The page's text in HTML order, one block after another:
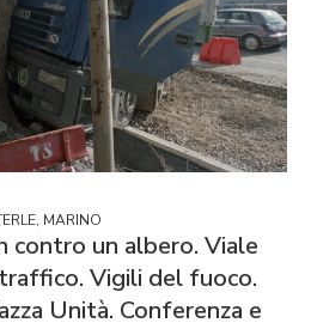
MARINO
contro un albero. Viale
Vigili del fuoco.
Unità. Conferenza e